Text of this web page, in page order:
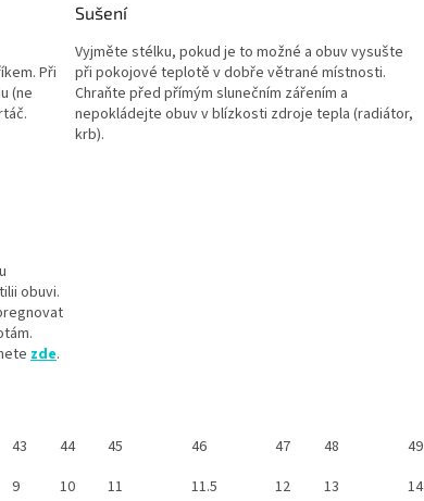
Při
(ne
Sušení
Vyjměte stélku, pokud je to možné a obuv vysušte
při pokojové teplotě v dobře větrané místnosti.
Chraňte před přímým slunečním zářením a
nepokládejte obuv v blízkosti zdroje tepla (radiátor,
krb).
obuvi.
zde.
43 44 45 46 47 48
49
9 10 11 11.5 12 13
14